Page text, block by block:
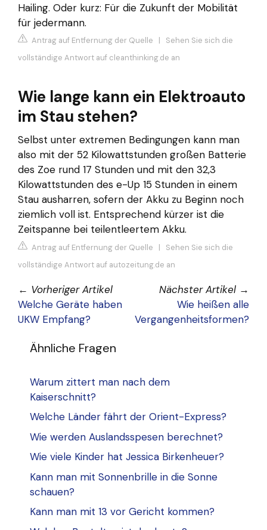
Hailing. Oder kurz: Für die Zukunft der Mobilität
für jedermann.
Antrag auf Entfernung der Quelle | Sehen Sie sich die
vollständige Antwort auf cleanthinking.de an
Wie lange kann ein Elektroauto
im Stau stehen?
Selbst unter extremen Bedingungen kann man
also mit der 52 Kilowattstunden großen Batterie
des Zoe rund 17 Stunden und mit den 32,3
Kilowattstunden des e-Up 15 Stunden in einem
Stau ausharren, sofern der Akku zu Beginn noch
ziemlich voll ist. Entsprechend kürzer ist die
Zeitspanne bei teilentleertem Akku.
Antrag auf Entfernung der Quelle | Sehen Sie sich die
vollständige Antwort auf autozeitung.de an
← Vorheriger Artikel
Welche Geräte haben
UKW Empfang?
Nächster Artikel →
Wie heißen alle
Vergangenheitsformen?
Ähnliche Fragen
Warum zittert man nach dem
Kaiserschnitt?
Welche Länder fährt der Orient-Express?
Wie werden Auslandsspesen berechnet?
Wie viele Kinder hat Jessica Birkenheuer?
Kann man mit Sonnenbrille in die Sonne
schauen?
Kann man mit 13 vor Gericht kommen?